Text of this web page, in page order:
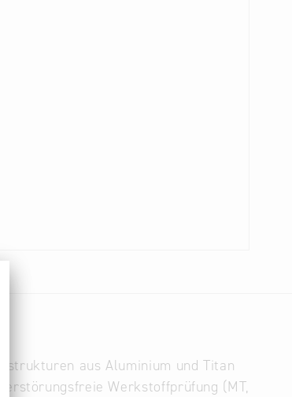
aus Aluminium und Titan
Werkstoffprüfung (MT,